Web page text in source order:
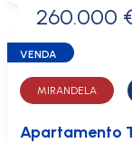
0 €
260.000
VENDA
MIRANDELA
Apartamento